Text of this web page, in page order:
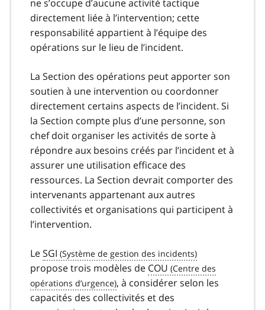
ne s’occupe d’aucune activité tactique
directement liée à l’intervention; cette
responsabilité appartient à l’équipe des
opérations sur le lieu de l’incident.
La Section des opérations peut apporter son
soutien à une intervention ou coordonner
directement certains aspects de l’incident. Si
la Section compte plus d’une personne, son
chef doit organiser les activités de sorte à
répondre aux besoins créés par l’incident et à
assurer une utilisation efficace des
ressources. La Section devrait comporter des
intervenants appartenant aux autres
collectivités et organisations qui participent à
l’intervention.
LeSGI
propose trois modèles de COU
, à considérer selon les
capacités des collectivités et des